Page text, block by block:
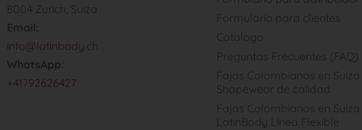
8004 Zurich, Suiza
Email:
info@latinbody.ch
WhatsApp:
+41792626427
Formulario para clientes
Catalogo
Preguntas Frecuentes (FAQ)
Fajas Colombianas en Suiza –
Shapewear de calidad
Fajas Colombianas en Suiza –
LatinBody Linea Flexible